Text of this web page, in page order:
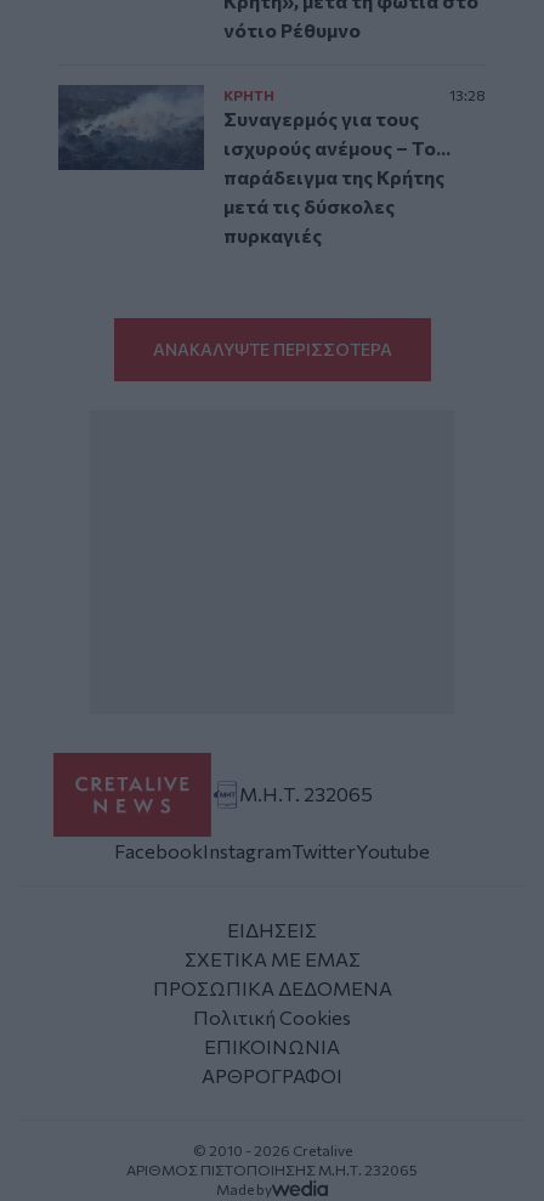
νότιο Ρέθυμνο
ΚΡΗΤΗ 13:28
Συναγερμός για τους
ισχυρούς ανέμους – Το...
παράδειγμα της Κρήτης
μετά τις δύσκολες
πυρκαγιές
ΑΝΑΚΑΛΥΨΤΕ ΠΕΡΙΣΣΟΤΕΡΑ
Μ.Η.Τ. 232065
FacebookInstagramTwitterYoutube
ΕΙΔΗΣΕΙΣ
ΣΧΕΤΙΚΑ ΜΕ ΕΜΑΣ
ΠΡΟΣΩΠΙΚΑ ΔΕΔΟΜΕΝΑ
Πολιτική Cookies
ΕΠΙΚΟΙΝΩΝΙΑ
ΑΡΘΡΟΓΡΑΦΟΙ
© 2010 - 2026 Cretalive
ΑΡΙΘΜΟΣ ΠΙΣΤΟΠΟΙΗΣΗΣ Μ.Η.Τ. 232065
Made by